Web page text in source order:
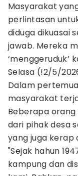
Masyarakat
perlintasan
diduga dikuasai
jawab. Mereka
‘menggeruduk’
Selasa (!2/5/
Dalam
masyarakat
Beberapa
dari pihak desa
yang juga kerap
"Sejak hahun
kampung dan